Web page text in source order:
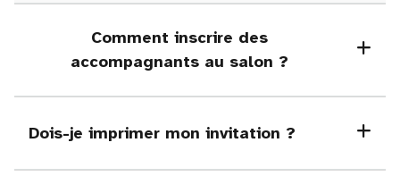
Comment inscrire des
accompagnants au salon ?
Dois-je imprimer mon invitation ?